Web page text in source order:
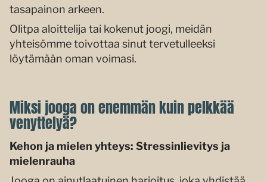
tasapainon arkeen.
Olitpa aloittelija tai kokenut joogi, meidän
yhteisömme toivottaa sinut tervetulleeksi
löytämään oman voimasi.
Miksi jooga on enemmän kuin pelkkää
venyttelyä?
Kehon ja mielen yhteys: Stressinlievitys ja
mielenrauha